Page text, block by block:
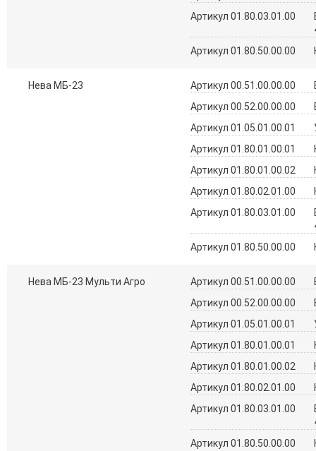
Артикул 01.80.03.01.00
Артикул 01.80.50.00.00
Нева МБ-23 Артикул 00.51.00.00.00
Артикул 00.52.00.00.00
Артикул 01.05.01.00.01
Артикул 01.80.01.00.01
Артикул 01.80.01.00.02
Артикул 01.80.02.01.00
Артикул 01.80.03.01.00
Артикул 01.80.50.00.00
Нева МБ-23 Мульти Агро Артикул 00.51.00.00.00
Артикул 00.52.00.00.00
Артикул 01.05.01.00.01
Артикул 01.80.01.00.01
Артикул 01.80.01.00.02
Артикул 01.80.02.01.00
Артикул 01.80.03.01.00
Артикул 01.80.50.00.00